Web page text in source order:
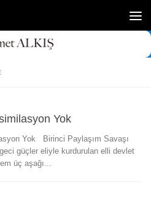
Yok
Yok Birinci Paylaşım Savaşı
güçler eliyle kurdurulan elli devlet
üç aşağı...